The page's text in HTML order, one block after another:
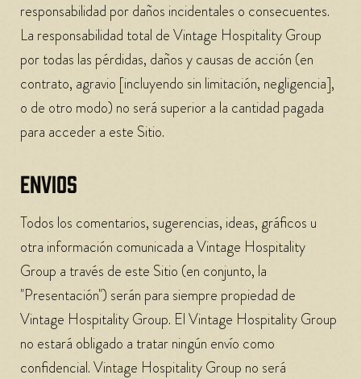
responsabilidad por daños incidentales o consecuentes.
La responsabilidad total de Vintage Hospitality Group
por todas las pérdidas, daños y causas de acción (en
contrato, agravio [incluyendo sin limitación, negligencia],
o de otro modo) no será superior a la cantidad pagada
para acceder a este Sitio.
ENVIOS
Todos los comentarios, sugerencias, ideas, gráficos u
otra información comunicada a Vintage Hospitality
Group a través de este Sitio (en conjunto, la
"Presentación") serán para siempre propiedad de
Vintage Hospitality Group. El Vintage Hospitality Group
no estará obligado a tratar ningún envío como
confidencial. Vintage Hospitality Group no será